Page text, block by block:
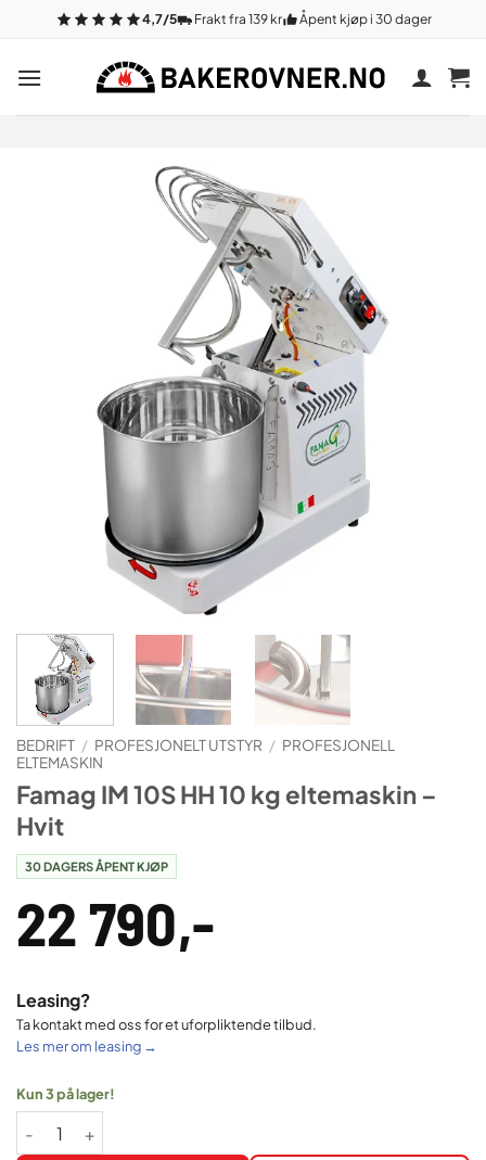
innhold
4,7/5 Frakt fra 139 kr Åpent kjøp i 30 dager
BEDRIFT / PROFESJONELT UTSTYR / PROFESJONELL
ELTEMASKIN
Famag IM 10S HH 10 kg eltemaskin –
Hvit
30 DAGERS ÅPENT KJØP
22 790,-
Leasing?
Ta kontakt med oss for et uforpliktende tilbud.
Les mer om leasing →
Kun 3 på lager!